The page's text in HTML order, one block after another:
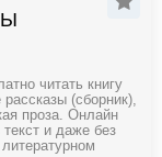
читать книгу
(сборник),
проза. Онлайн
и даже без